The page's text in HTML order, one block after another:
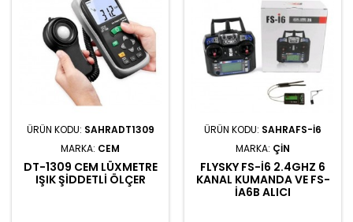
ÜRÜN KODU: SAHRADT1309
MARKA: CEM
DT-1309 CEM LÜXMETRE
IŞIK ŞIDDETLI ÖLÇER
ÜRÜN KODU: SAHRAFS-I6
MARKA: ÇIN
FLYSKY FS-I6 2.4GHZ 6
KANAL KUMANDA VE FS-
IA6B ALICI